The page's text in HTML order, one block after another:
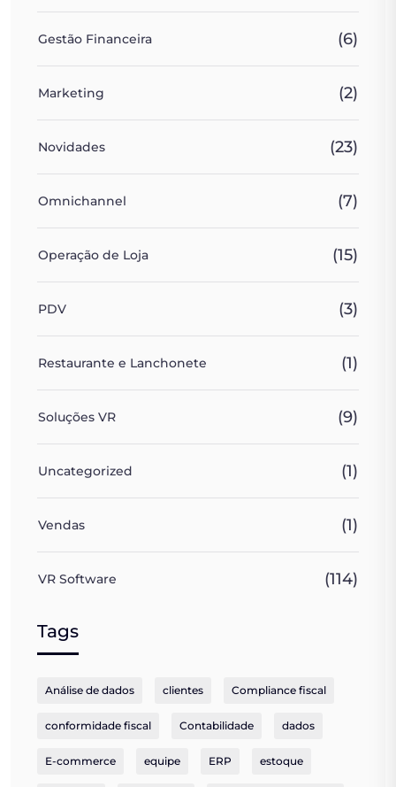
Gestão Financeira (6)
Marketing (2)
Novidades (23)
Omnichannel (7)
Operação de Loja (15)
PDV (3)
Restaurante e Lanchonete (1)
Soluções VR (9)
Uncategorized (1)
Vendas (1)
VR Software (114)
Tags
Análise de dados clientes Compliance fiscal
conformidade fiscal Contabilidade dados
E-commerce equipe ERP estoque